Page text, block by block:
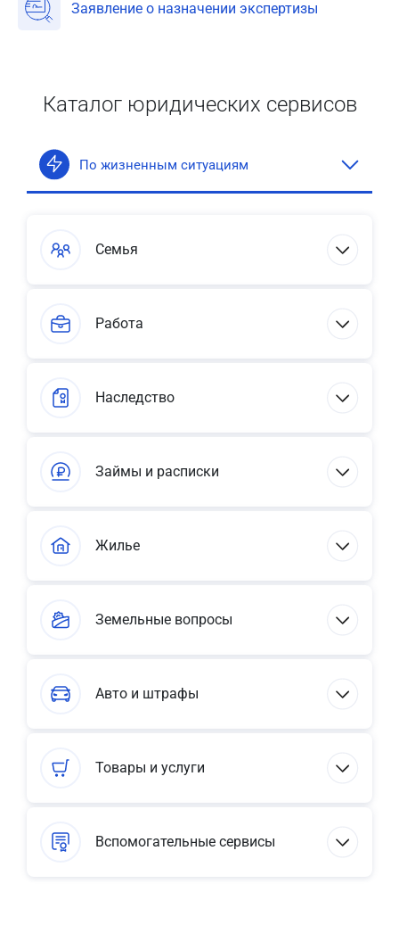
Заявление о назначении экспертизы
Каталог юридических сервисов
По жизненным ситуациям
Семья
Работа
Наследство
Займы и расписки
Жилье
Земельные вопросы
Авто и штрафы
Товары и услуги
Вспомогательные сервисы